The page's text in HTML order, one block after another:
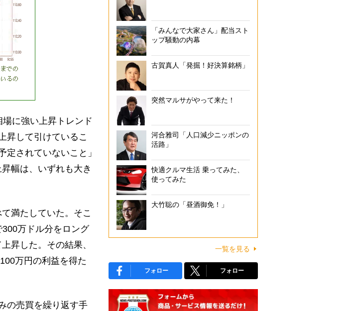
に強い上昇トレンド
昇して引けているこ
定されていないこと」
幅は、いずれも大き
満たしていた。そこ
万ドル分をロング
昇した。その結果、
万円の利益を得た
の売買を繰り返す手
「みんなで大家さん」配当スト
ップ騒動の内幕
古賀真人「発掘！好決算銘柄」
突然マルサがやって来た！
河合雅司「人口減少ニッポンの
活路」
快適クルマ生活 乗ってみた、
使ってみた
大竹聡の「昼酒御免！」
一覧を見る
フォロー フォロー